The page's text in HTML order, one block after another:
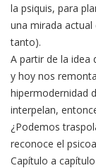
la psiquis, para
una mirada
tanto).
A partir de la idea
y hoy nos
hipermodernidad
interpelan,
¿Podemos
reconoce el
Capítulo a